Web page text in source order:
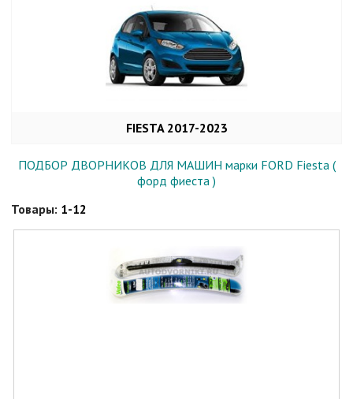
FIESTA 2017-2023
ПОДБОР ДВОРНИКОВ ДЛЯ МАШИН марки FORD Fiesta (
форд фиеста )
Товары: 1-12